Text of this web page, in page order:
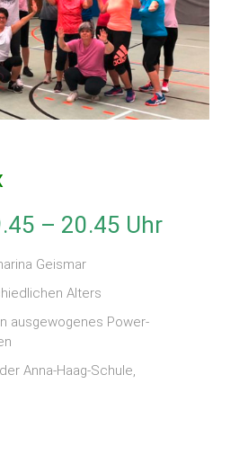
– 20.45 Uhr
Geismar
Alters
ausgewogenes Power-
Anna-Haag-Schule,